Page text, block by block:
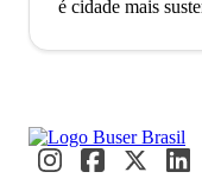
é cidade mais
‌viver‌ ‌e turistar.‌ ‌A‌
‌também‌ ‌pelos‌